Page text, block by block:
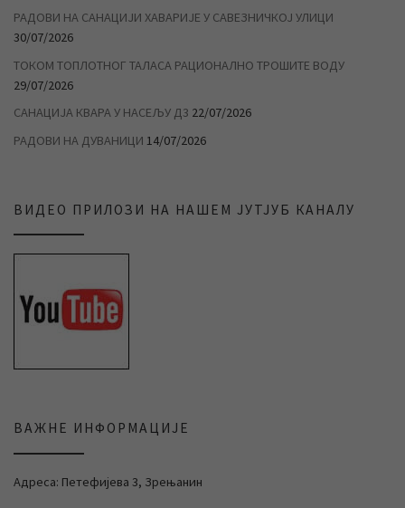
РАДОВИ НА САНАЦИЈИ ХАВАРИЈЕ У САВЕЗНИЧКОЈ УЛИЦИ
30/07/2026
ТОКОМ ТОПЛОТНОГ ТАЛАСА РАЦИОНАЛНО ТРОШИТЕ ВОДУ
29/07/2026
САНАЦИЈА КВАРА У НАСЕЉУ Д3 22/07/2026
РАДОВИ НА ДУВАНИЦИ 14/07/2026
ВИДЕО ПРИЛОЗИ НА НАШЕМ ЈУТЈУБ КАНАЛУ
ВАЖНЕ ИНФОРМАЦИЈЕ
Адреса: Петефијева 3, Зрењанин